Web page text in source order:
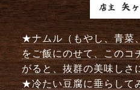
★ナムル（もやし、青菜
をご飯にのせて、このコ
がると、抜群の美味しさ
★冷たい豆腐に垂らして